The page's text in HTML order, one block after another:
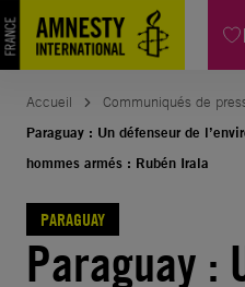
Aller
au
contenu
Accueil
Communiqués de
Paraguay : Un défenseur de
hommes armés : Rubén Irala
PARAGUAY
Paraguay :